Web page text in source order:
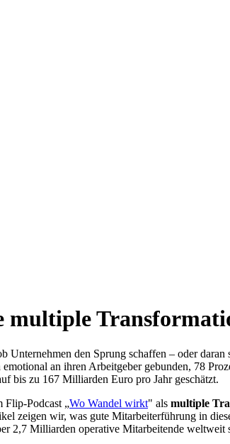
multiple
den Sprung schaffen – oder
an ihren Arbeitgeber gebunden, 78
bis zu 167 Milliarden Euro pro Jahr geschätzt.
Flip-Podcast „Wo Wandel wirkt" als multiple
zeigen wir, was gute Mitarbeiterführung in
2,7 Milliarden operative Mitarbeitende weltweit